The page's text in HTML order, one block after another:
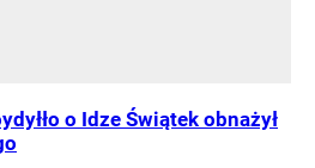
o Idze Świątek obnażył